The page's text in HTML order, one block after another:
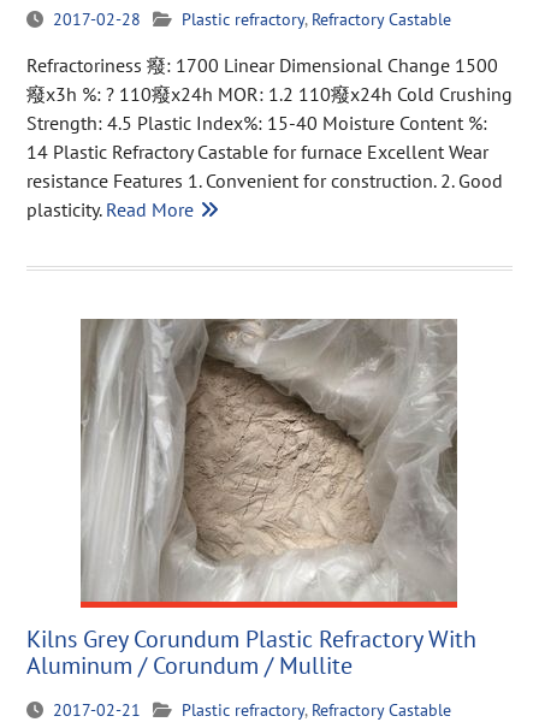
2017-02-28 Plastic refractory, Refractory Castable
Refractoriness 癈: 1700 Linear Dimensional Change 1500
癈x3h %: ? 110癈x24h MOR: 1.2 110癈x24h Cold Crushing
Strength: 4.5 Plastic Index%: 15-40 Moisture Content %:
14 Plastic Refractory Castable for furnace Excellent Wear
resistance Features 1. Convenient for construction. 2. Good
plasticity. Read More
Kilns Grey Corundum Plastic Refractory With
Aluminum / Corundum / Mullite
2017-02-21 Plastic refractory, Refractory Castable